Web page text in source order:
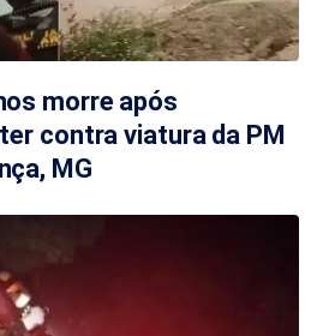
morre após
contra viatura da PM
MG